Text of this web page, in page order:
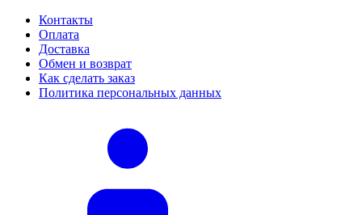
Контакты
Оплата
Доставка
Обмен и возврат
Как сделать заказ
Политика персональных данных